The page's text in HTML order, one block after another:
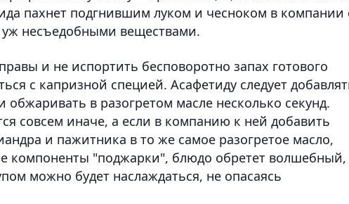
пахнет подгнившим луком и чесноком в компании
несъедобными веществами.
и не испортить бесповоротно запах готового
с капризной специей. Асафетиду следует
в разогретом масле несколько секунд.
совсем иначе, а если в компанию к ней добавить
и пажитника в то же самое разогретое масло,
компоненты "поджарки", блюдо обретет волшебный,
можно будет наслаждаться, не опасаясь